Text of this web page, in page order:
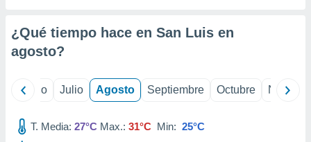
e
mediante
publicidad
publicidad
¿Qué tiempo hace en San Luis en
agosto?
Junio Julio Agosto Septiembre Octubre
T. Media: 27°C Max.: 31°C Min: 25°C